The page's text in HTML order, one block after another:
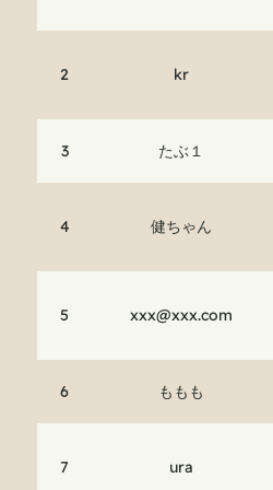
2 kr
3 たぶ１
4 健ちゃん
5 xxx@xxx.com
6 ももも
7 ura